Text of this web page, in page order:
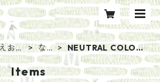
お
な
行
NEUTRAL COLOR
S
Items